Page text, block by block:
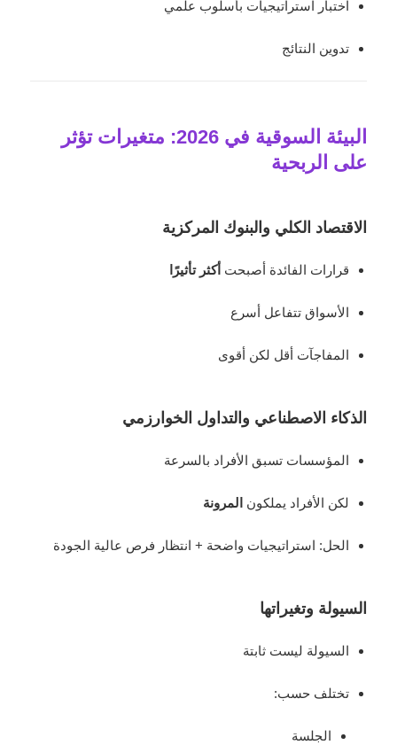
اختبار استراتيجيات بأسلوب علمي
تدوين النتائج
البيئة السوقية في 2026: متغيرات تؤثر
على الربحية
الاقتصاد الكلي والبنوك المركزية
قرارات الفائدة أصبحت أكثر تأثيرًا
الأسواق تتفاعل أسرع
المفاجآت أقل لكن أقوى
الذكاء الاصطناعي والتداول الخوارزمي
المؤسسات تسبق الأفراد بالسرعة
لكن الأفراد يملكون المرونة
الحل: استراتيجيات واضحة + انتظار فرص عالية الجودة
السيولة وتغيراتها
السيولة ليست ثابتة
تختلف حسب:
الجلسة